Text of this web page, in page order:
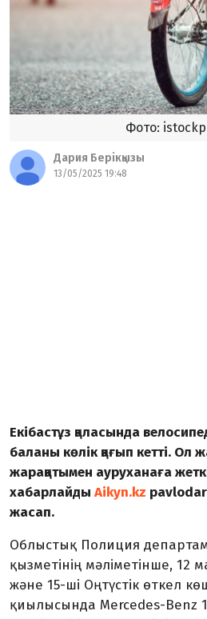
Фото:
Дария Берікқызы
13/05/2025 19:48
Екібастұз қаласында
баланы көлік қағып кетті. Ол
жарақатымен ауруханаға
хабарлайды Aikyn.kz
жасап.
Облыстық Полиция
қызметінің мәліметінше,
және 15-ші Оңтүстік өткел
қиылысында Mercedes-Benz